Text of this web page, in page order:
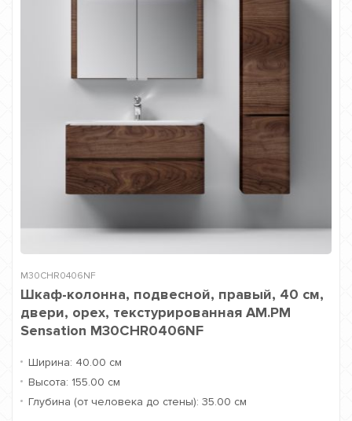
M30CHR0406NF
Шкаф-колонна, подвесной, правый, 40 см,
двери, орех, текстурированная AM.PM
Sensation M30CHR0406NF
Ширина: 40.00 см
Высота: 155.00 см
Глубина (от человека до стены): 35.00 см